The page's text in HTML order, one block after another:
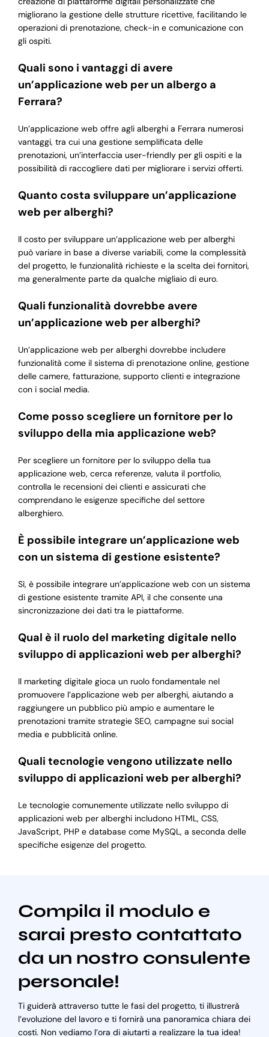
migliorano la gestione delle strutture ricettive, facilitando le
operazioni di prenotazione, check-in e comunicazione con
gli ospiti.
Quali sono i vantaggi di avere
un’applicazione web per un albergo a
Ferrara?
Un’applicazione web offre agli alberghi a Ferrara numerosi
vantaggi, tra cui una gestione semplificata delle
prenotazioni, un’interfaccia user-friendly per gli ospiti e la
possibilità di raccogliere dati per migliorare i servizi offerti.
Quanto costa sviluppare un’applicazione
web per alberghi?
Il costo per sviluppare un’applicazione web per alberghi
può variare in base a diverse variabili, come la complessità
del progetto, le funzionalità richieste e la scelta dei fornitori,
ma generalmente parte da qualche migliaio di euro.
Quali funzionalità dovrebbe avere
un’applicazione web per alberghi?
Un’applicazione web per alberghi dovrebbe includere
funzionalità come il sistema di prenotazione online, gestione
delle camere, fatturazione, supporto clienti e integrazione
con i social media.
Come posso scegliere un fornitore per lo
sviluppo della mia applicazione web?
Per scegliere un fornitore per lo sviluppo della tua
applicazione web, cerca referenze, valuta il portfolio,
controlla le recensioni dei clienti e assicurati che
comprendano le esigenze specifiche del settore
alberghiero.
È possibile integrare un’applicazione web
con un sistema di gestione esistente?
Sì, è possibile integrare un’applicazione web con un sistema
di gestione esistente tramite API, il che consente una
sincronizzazione dei dati tra le piattaforme.
Qual è il ruolo del marketing digitale nello
sviluppo di applicazioni web per alberghi?
Il marketing digitale gioca un ruolo fondamentale nel
promuovere l’applicazione web per alberghi, aiutando a
raggiungere un pubblico più ampio e aumentare le
prenotazioni tramite strategie SEO, campagne sui social
media e pubblicità online.
Quali tecnologie vengono utilizzate nello
sviluppo di applicazioni web per alberghi?
Le tecnologie comunemente utilizzate nello sviluppo di
applicazioni web per alberghi includono HTML, CSS,
JavaScript, PHP e database come MySQL, a seconda delle
specifiche esigenze del progetto.
Compila il modulo e
sarai presto contattato
da un nostro consulente
personale!
Ti guiderà attraverso tutte le fasi del progetto, ti illustrerà
l’evoluzione del lavoro e ti fornirà una panoramica chiara dei
costi. Non vediamo l’ora di aiutarti a realizzare la tua idea!